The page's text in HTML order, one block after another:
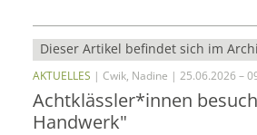
Dieser Artikel befindet sich im
AKTUELLES | Cwik, Nadine | 25.06.2026 –
Achtklässler*innen
Handwerk"